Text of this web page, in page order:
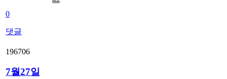
0
댓글
196706
7월27일